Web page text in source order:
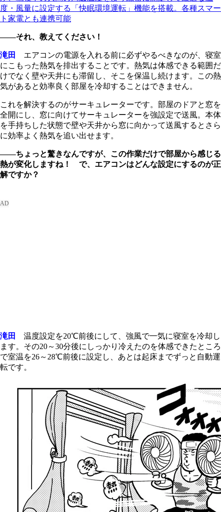
度・風量に設定する「快眠環境運転」機能を搭載。各種スマー
ト家電とも連携可能
――それ、教えてください！
滝田
エアコンの電源を入れる前に必ずやるべきなのが、寝室
にこもった熱気を排出することです。熱気は体感できる範囲だ
けでなく壁や天井にも滞留し、そこを保温し続けます。この熱
気があると効率良く部屋を冷却することはできません。
これを解決するのがサーキュレーターです。部屋のドアと窓を
全開にし、窓に向けてサーキュレーターを強設定で送風。本体
を手持ちした状態で壁や天井から窓に向かって送風するとさら
に効率よく熱気を追い出せます。
――ちょっと驚きなんですが、この作業だけで部屋から感じる
熱が変化しますね！ で、エアコンはどんな設定にするのが正
解ですか？
滝田
温度設定を20℃前後にして、強風で一気に寝室を冷却し
ます。その20～30分後にしっかり冷えたのを体感できたところ
で室温を26～28℃前後に設定し、あとは起床までずっと自動運
転です。